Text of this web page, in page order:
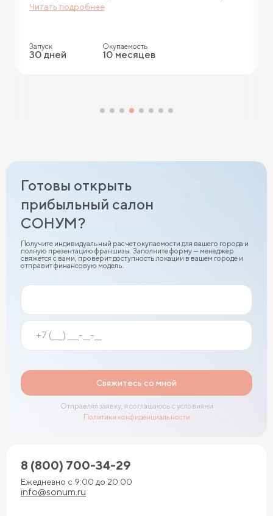
Читать подробнее
Запуск
30 дней
Окупаемость
10 месяцев
Готовы открыть
прибыльный салон
СОНУМ?
Получите индивидуальный расчет окупаемости для вашего города и
полную презентацию франшизы. Заполните форму — менеджер
свяжется с вами, проверит доступность локации в вашем городе и
отправит финансовую модель.
Свяжитесь со мной
Отправляя заявку, я соглашаюсь с условиями
Политики конфиденциальности
8 (800) 700-34-29
Ежедневно с 9:00 до 20:00
info@sonum.ru